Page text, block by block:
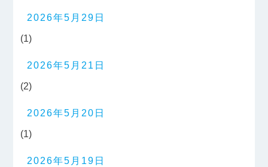
2026年5月29日
(1)
2026年5月21日
(2)
2026年5月20日
(1)
2026年5月19日